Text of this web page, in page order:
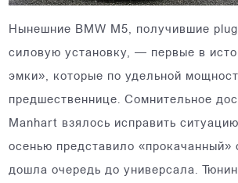
Нынешние BMW M5, получившие
силовую установку, — первые в
эмки», которые по удельной
предшественнице. Сомнительное
Manhart взялось исправить
осенью представило «прокачанный»
дошла очередь до универсала.